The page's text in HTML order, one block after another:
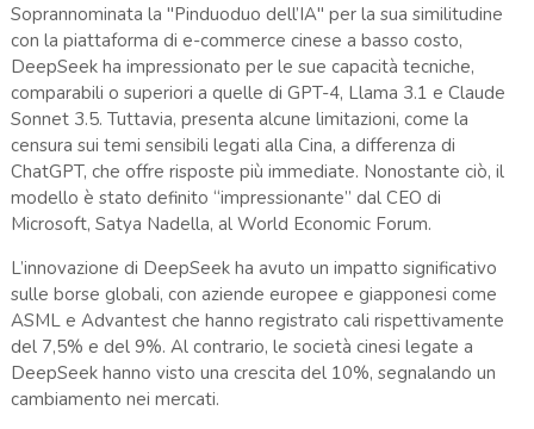
Soprannominata la "Pinduoduo dell’IA" per la sua similitudine
con la piattaforma di e-commerce cinese a basso costo,
DeepSeek ha impressionato per le sue capacità tecniche,
comparabili o superiori a quelle di GPT-4, Llama 3.1 e Claude
Sonnet 3.5. Tuttavia, presenta alcune limitazioni, come la
censura sui temi sensibili legati alla Cina, a differenza di
ChatGPT, che offre risposte più immediate. Nonostante ciò, il
modello è stato definito “impressionante” dal CEO di
Microsoft, Satya Nadella, al World Economic Forum.
L’innovazione di DeepSeek ha avuto un impatto significativo
sulle borse globali, con aziende europee e giapponesi come
ASML e Advantest che hanno registrato cali rispettivamente
del 7,5% e del 9%. Al contrario, le società cinesi legate a
DeepSeek hanno visto una crescita del 10%, segnalando un
cambiamento nei mercati.